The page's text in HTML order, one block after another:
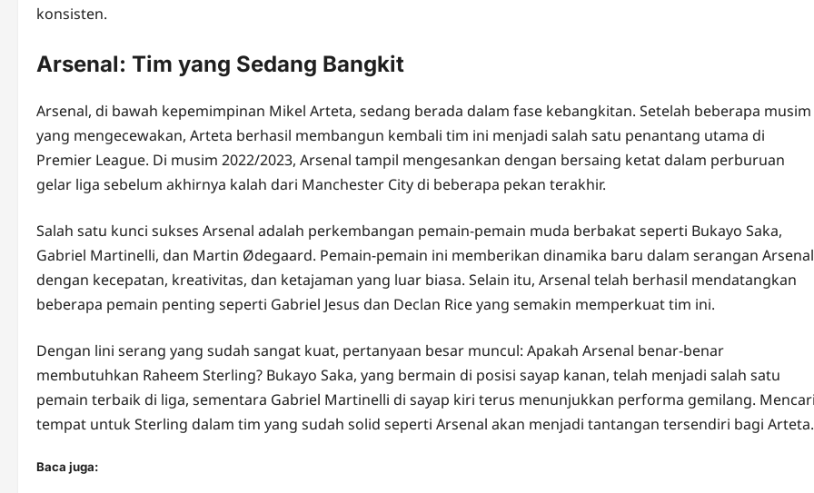
konsisten.
Arsenal: Tim yang Sedang Bangkit
Arsenal, di bawah kepemimpinan Mikel Arteta, sedang berada dalam fase kebangkitan. Setelah beberapa musim
yang mengecewakan, Arteta berhasil membangun kembali tim ini menjadi salah satu penantang utama di
Premier League. Di musim 2022/2023, Arsenal tampil mengesankan dengan bersaing ketat dalam perburuan
gelar liga sebelum akhirnya kalah dari Manchester City di beberapa pekan terakhir.
Salah satu kunci sukses Arsenal adalah perkembangan pemain-pemain muda berbakat seperti Bukayo Saka,
Gabriel Martinelli, dan Martin Ødegaard. Pemain-pemain ini memberikan dinamika baru dalam serangan
dengan kecepatan, kreativitas, dan ketajaman yang luar biasa. Selain itu, Arsenal telah berhasil mendatangkan
beberapa pemain penting seperti Gabriel Jesus dan Declan Rice yang semakin memperkuat tim ini.
Dengan lini serang yang sudah sangat kuat, pertanyaan besar muncul: Apakah Arsenal benar-benar
membutuhkan Raheem Sterling? Bukayo Saka, yang bermain di posisi sayap kanan, telah menjadi salah satu
pemain terbaik di liga, sementara Gabriel Martinelli di sayap kiri terus menunjukkan performa gemilang.
tempat untuk Sterling dalam tim yang sudah solid seperti Arsenal akan menjadi tantangan tersendiri bagi Arteta.
Baca juga: